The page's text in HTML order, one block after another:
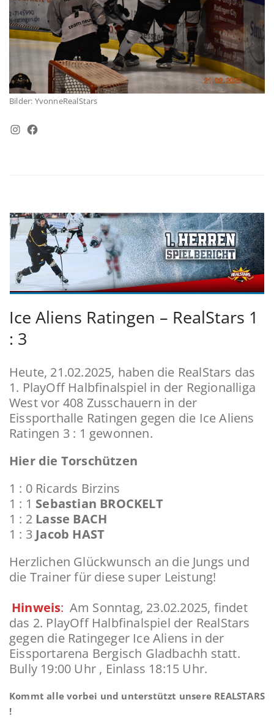
Bilder: YvonneRealStars
Instagram
Facebook
Ice Aliens Ratingen – RealStars 1
: 3
Heute, 21.02.2025, haben die RealStars das
1. PlayOff Halbfinalspiel in der Regionalliga
West vor 408 Zusschauern in der
Eissporthalle Ratingen gegen die Ice Aliens
Ratingen 3 : 1 gewonnen.
Hier die Torschützen
1 : 0 Ricards Birzins
1 : 1 Sebastian BROCKELT
1 : 2 Lasse BACH
1 : 3 Jacob HAST
Herzlichen Glückwunsch an die Jungs und
die Trainer für diese super Leistung!
Hinweis: Am Sonntag, 23.02.2025, findet
das 2. PlayOff Halbfinalspiel der RealStars
gegen die Ratingeger Ice Aliens in der
Eissportarena Bergisch Gladbachh statt.
Bully 19:00 Uhr , Einlass 18:15 Uhr.
Kommt alle vorbei und unterstützt unsere REALSTARS
!